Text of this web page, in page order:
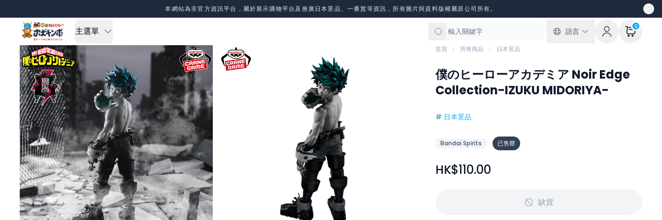
本網站為非官方資訊平台，屬於展示購物平台及推廣日本景品、一番賞等資訊，所有圖片與資料版權屬原公司所有。
主選單 語言
0
首頁 所有商品 日本景品
僕のヒーローアカデミア Noir Edge
Collection-IZUKU MIDORIYA-
# 日本景品
Bandai Spirits 已售罄
HK$110.00
缺貨